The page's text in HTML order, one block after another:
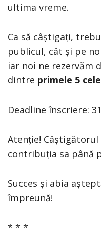
ultima vreme.
Ca să câștigați,
publicul, cât și pe
iar noi ne rezervăm
dintre primele 5
Deadline înscriere:
Atenție!
contribuția sa până
Succes și abia
împreună!
* * *